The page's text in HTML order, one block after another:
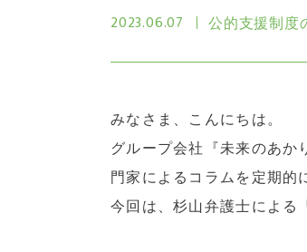
2023.06.07 公的支援制度
みなさま、こんにちは。
グループ会社『未来のあか
門家によるコラムを定期的
今回は、杉山弁護士による